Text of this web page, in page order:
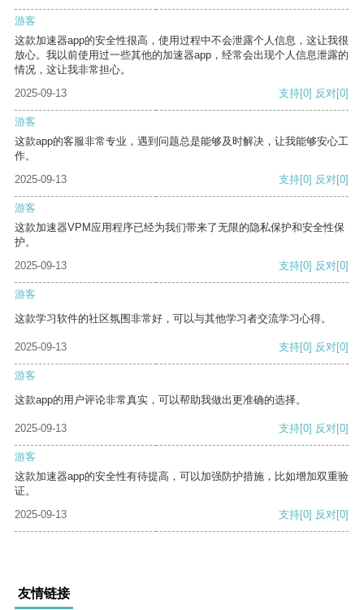
游客
这款加速器app的安全性很高，使用过程中不会泄露个人信息，这让我很
放心。我以前使用过一些其他的加速器app，经常会出现个人信息泄露的
情况，这让我非常担心。
2025-09-13
支持[0] 反对[0]
游客
这款app的客服非常专业，遇到问题总是能够及时解决，让我能够安心工
作。
2025-09-13
支持[0] 反对[0]
游客
这款加速器VPM应用程序已经为我们带来了无限的隐私保护和安全性保
护。
2025-09-13
支持[0] 反对[0]
游客
这款学习软件的社区氛围非常好，可以与其他学习者交流学习心得。
2025-09-13 支持[0] 反对[0]
游客
这款app的用户评论非常真实，可以帮助我做出更准确的选择。
2025-09-13 支持[0] 反对[0]
游客
这款加速器app的安全性有待提高，可以加强防护措施，比如增加双重验
证。
2025-09-13
支持[0] 反对[0]
友情链接